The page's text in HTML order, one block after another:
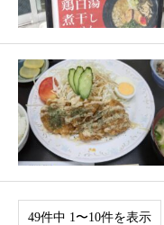
49件中 1〜10件を表示